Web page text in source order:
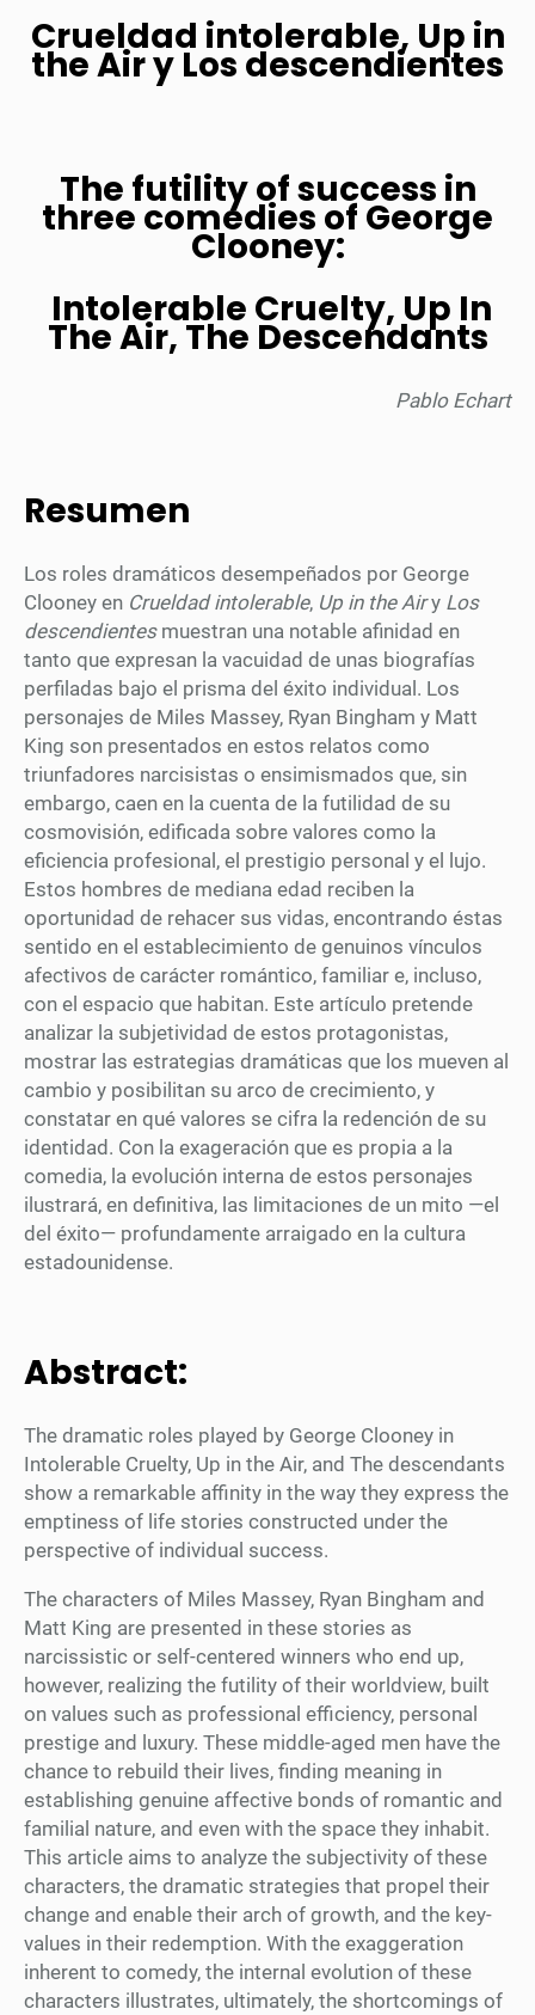
Crueldad intolerable, Up in
the Air y Los descendientes
The futility of success in
three comedies of George
Clooney:
Intolerable Cruelty, Up In
The Air, The Descendants
Pablo Echart
Resumen
Los roles dramáticos desempeñados por George
Clooney en Crueldad intolerable, Up in the Airy Los
descendientesmuestran una notable afinidad en
tanto que expresan la vacuidad de unas biografías
perfiladas bajo el prisma del éxito individual. Los
personajes de Miles Massey, Ryan Bingham y Matt
King son presentados en estos relatos como
triunfadores narcisistas o ensimismados que, sin
embargo, caen en la cuenta de la futilidad de su
cosmovisión, edificada sobre valores como la
eficiencia profesional, el prestigio personal y el lujo.
Estos hombres de mediana edad reciben la
oportunidad de rehacer sus vidas, encontrando éstas
sentido en el establecimiento de genuinos vínculos
afectivos de carácter romántico, familiar e, incluso,
con el espacio que habitan. Este artículo pretende
analizar la subjetividad de estos protagonistas,
mostrar las estrategias dramáticas que los mueven al
cambio y posibilitan su arco de crecimiento, y
constatar en qué valores se cifra la redención de su
identidad. Con la exageración que es propia a la
comedia, la evolución interna de estos personajes
ilustrará, en definitiva, las limitaciones de un mito —el
del éxito— profundamente arraigado en la cultura
estadounidense.
Abstract:
The dramatic roles played by George Clooney in
Intolerable Cruelty, Up in the Air, and The descendants
show a remarkable affinity in the way they express the
emptiness of life stories constructed under the
perspective of individual success.
The characters of Miles Massey, Ryan Bingham and
Matt King are presented in these stories as
narcissistic or self-centered winners who end up,
however, realizing the futility of their worldview, built
on values such as professional efficiency, personal
prestige and luxury. These middle-aged men have the
chance to rebuild their lives, finding meaning in
establishing genuine affective bonds of romantic and
familial nature, and even with the space they inhabit.
This article aims to analyze the subjectivity of these
characters, the dramatic strategies that propel their
change and enable their arch of growth, and the key-
values in their redemption. With the exaggeration
inherent to comedy, the internal evolution of these
characters illustrates, ultimately, the shortcomings of